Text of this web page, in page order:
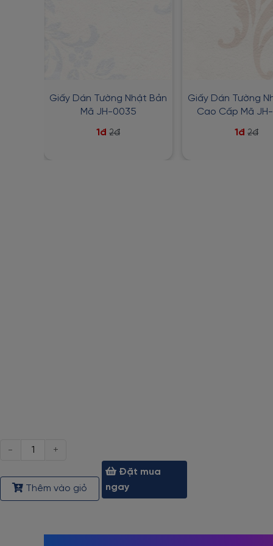
Giấy Dán Tường Nhật Bản
Mã JH-0035
1đ 2đ
Giấy Dán Tường
Cao Cấp Mã
1đ 2đ
Số
Thêm vào giỏ
Đặt mua
ngay